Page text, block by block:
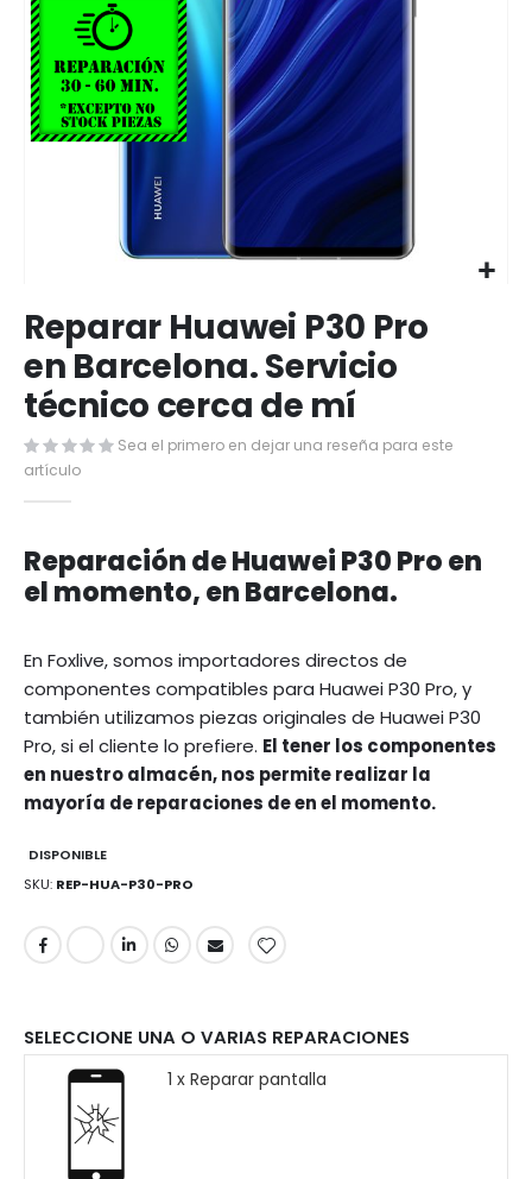
al
comienzo
de
la
galería
de
imágenes
Reparar Huawei P30 Pro
en Barcelona. Servicio
técnico cerca de mí
Sea el primero en dejar una reseña para este
artículo
Reparación de Huawei P30 Pro en
el momento, en Barcelona.
En Foxlive, somos importadores directos de
componentes compatibles para Huawei P30 Pro, y
también utilizamos piezas originales de Huawei P30
Pro, si el cliente lo prefiere. El tener los componentes
en nuestro almacén, nos permite realizar la
mayoría de reparaciones de en el momento.
DISPONIBLE
SKU REP-HUA-P30-PRO
SELECCIONE UNA O VARIAS REPARACIONES
1 x Reparar pantalla